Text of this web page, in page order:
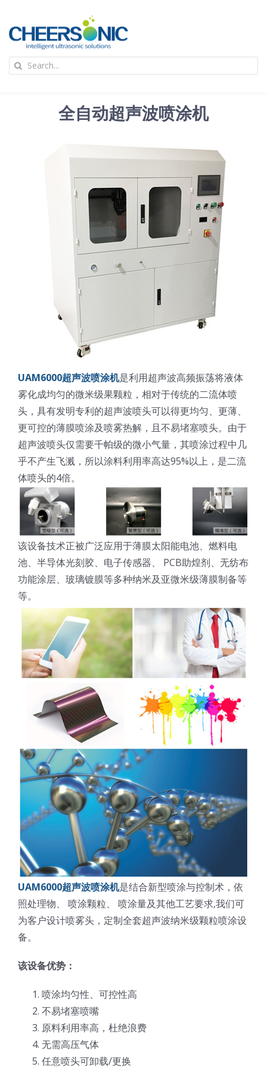
content
锂电技术科普
半导体技术科普
医疗器械技术科普
粉体行业技术科普
超声波喷涂原理
喷涂的影响因素
超声波喷雾成型系统
流量
双进液
耐化学腐蚀的喷嘴
喷嘴兼容性
中文
ENGLISH
Search
全自动超声波喷涂机
UAM6000超声波喷涂机是利用超声波高频振荡将液体
雾化成均匀的微米级果颗粒，相对于传统的二流体喷
头，具有发明专利的超声波喷头可以得更均匀、更薄、
更可控的薄膜喷涂及喷雾热解，且不易堵塞喷头。由于
超声波喷头仅需要千帕级的微小气量，其喷涂过程中几
乎不产生飞溅，所以涂料利用率高达95%以上，是二流
体喷头的4倍。
该设备技术正被广泛应用于薄膜太阳能电池、燃料电
池、半导体光刻胶、电子传感器、 PCB助煌剂、无纺布
功能涂层、玻璃镀膜等多种纳米及亚微米级薄膜制备等
等。
UAM6000超声波喷涂机是结合新型喷涂与控制术，依
照处理物、 喷涂颗粒、 喷涂量及其他工艺要求,我们可
为客户设计喷雾头，定制全套超声波纳米级颗粒喷涂设
备。
该设备优势：
喷涂均匀性、可控性高
不易堵塞喷嘴
原料利用率高，杜绝浪费
无需高压气体
任意喷头可卸载/更换